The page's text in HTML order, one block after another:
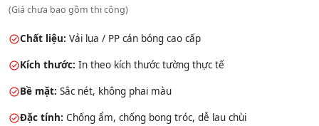
(Giá chưa bao gồm thi công)
Chất liệu: Vải lụa / PP cán bóng cao cấp
Kích thước: In theo kích thước tường thực tế
Bề mặt: Sắc nét, không phai màu
Đặc tính: Chống ẩm, chống bong tróc, dễ lau chùi